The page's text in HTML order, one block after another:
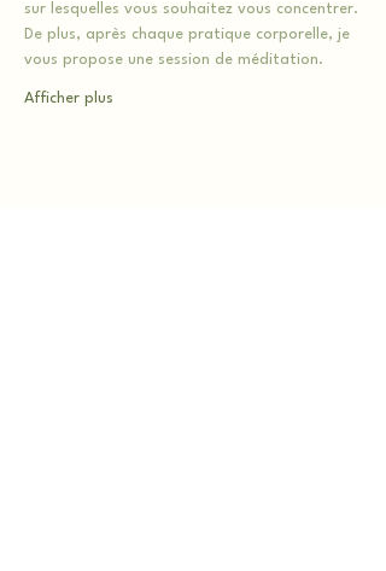
sur lesquelles vous souhaitez vous concentrer.
De plus, après chaque pratique corporelle, je
vous propose une session de méditation.
Afficher plus